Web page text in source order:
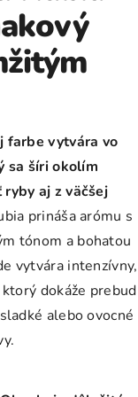
farbe vytvára vo
sa šíri okolím
aj z väčšej
prináša arómu s
tónom a bohatou
vytvára intenzívny,
dokáže
alebo ovocné